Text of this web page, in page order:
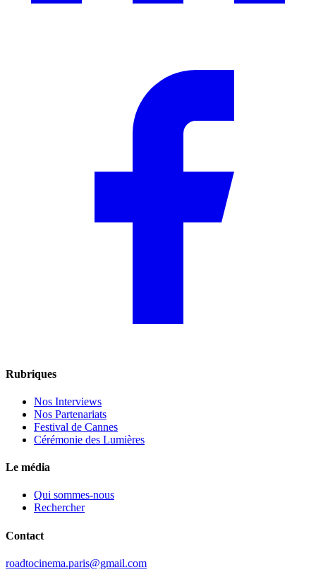
Rubriques
Nos Interviews
Nos Partenariats
Festival de Cannes
Cérémonie des Lumières
Le média
Qui sommes-nous
Rechercher
Contact
roadtocinema.paris@gmail.com